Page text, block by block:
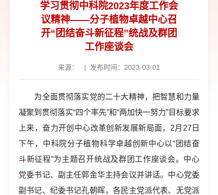
学习贯彻中科院2023年度工作会
议精神——分子植物卓越中心召
开“团结奋斗新征程”统战及群团
工作座谈会
来源： | 发布时间：2023-03-01
为全面贯彻落实党的二十大精神，把智慧和力量
凝聚到贯彻落实“四个率先”和“两加快一努力”目标要求
上来，奋力开创中心改革创新发展新局面，2月27日
下午，中科院分子植物科学卓越创新中心以“团结奋
斗新征程”为主题召开统战及群团工作座谈会。中心
党委书记、副主任郭金华主持会议并讲话。中心党委
副书记、纪委书记孔朝晖，各民主党派代表、无党派